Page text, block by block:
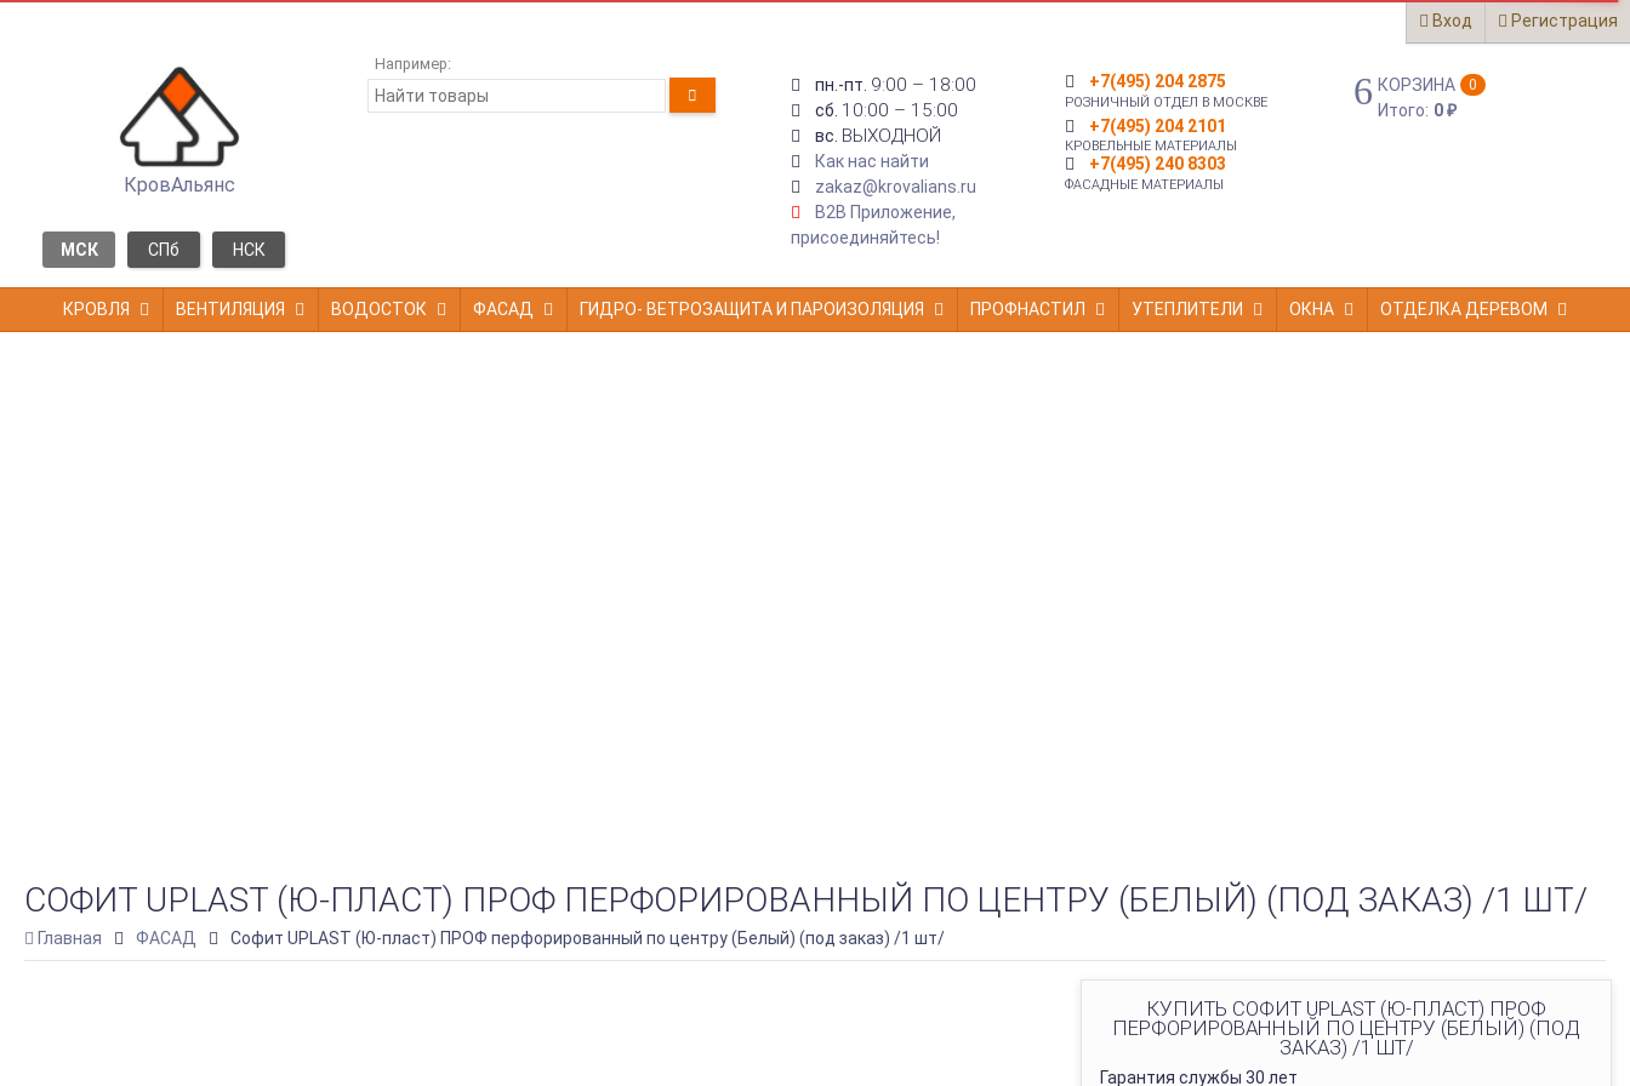
Вход Регистрация
КровАльянс
МСК СПб НСК
Например:
пн.-пт. 9:00 – 18:00
сб. 10:00 – 15:00
вс. ВЫХОДНОЙ
Как нас найти
zakaz@krovalians.ru
B2B Приложение,
присоединяйтесь!
+7(495) 204 2875
РОЗНИЧНЫЙ ОТДЕЛ В МОСКВЕ
+7(495) 204 2101
КРОВЕЛЬНЫЕ МАТЕРИАЛЫ
+7(495) 240 8303
ФАСАДНЫЕ МАТЕРИАЛЫ
КОРЗИНА 0
Итого: 0₽
КРОВЛЯ ВЕНТИЛЯЦИЯ ВОДОСТОК ФАСАД ГИДРО- ВЕТРОЗАЩИТА И ПАРОИЗОЛЯЦИЯ ПРОФНАСТИЛ УТЕПЛИТЕЛИ ОКНА ОТДЕЛКА ДЕРЕВОМ
СОФИТ UPLAST (Ю-ПЛАСТ) ПРОФ ПЕРФОРИРОВАННЫЙ ПО ЦЕНТРУ (БЕЛЫЙ) (ПОД ЗАКАЗ) /1 ШТ/
Главная ФАСАД Софит UPLAST (Ю-пласт) ПРОФ перфорированный по центру (Белый) (под заказ) /1 шт/
КУПИТЬ СОФИТ UPLAST (Ю-ПЛАСТ) ПРОФ
ПЕРФОРИРОВАННЫЙ ПО ЦЕНТРУ (БЕЛЫЙ) (ПОД
ЗАКАЗ) /1 ШТ/
Гарантия службы 30 лет